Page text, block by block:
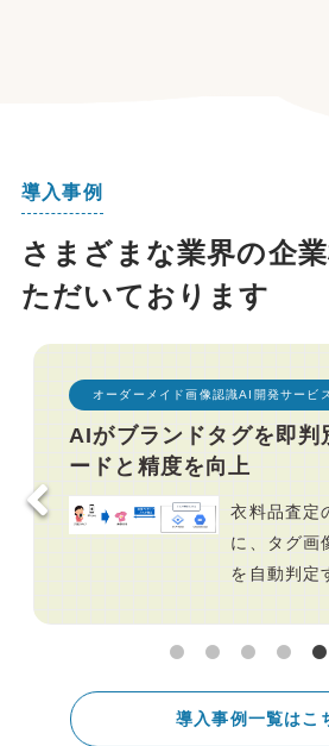
導入事例
さまざまな業界の企
ただいております
Apple Vision Pro アプリ開発
Apple Vision Pro向け
験を、Meta Questへ同
Apple
見を活かし
けに再設計
導入事例一覧はこ